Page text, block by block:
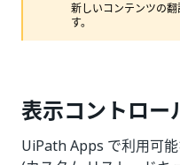
新しいコンテンツの
す。
表示コントロー
UiPath Apps で利用可